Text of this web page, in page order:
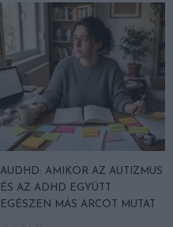
AUDHD: AMIKOR AZ AUTIZMUS
ÉS AZ ADHD EGYÜTT
EGÉSZEN MÁS ARCOT MUTAT